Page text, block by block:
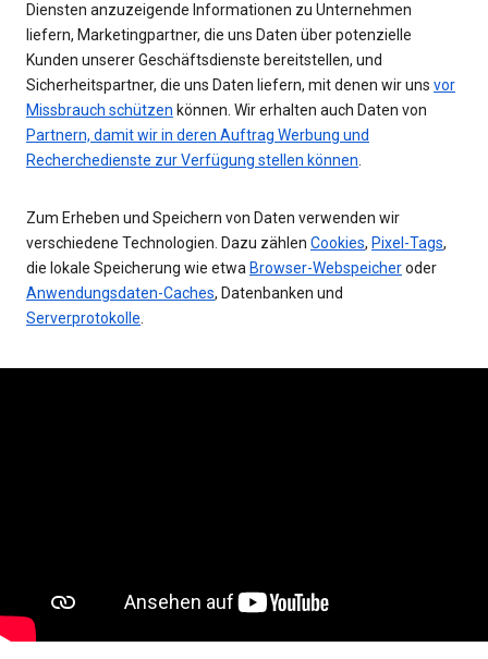
Diensten anzuzeigende Informationen zu Unternehmen
liefern, Marketingpartner, die uns Daten über potenzielle
Kunden unserer Geschäftsdienste bereitstellen, und
Sicherheitspartner, die uns Daten liefern, mit denen wir uns vor
Missbrauch schützen können. Wir erhalten auch Daten von
Partnern, damit wir in deren Auftrag Werbung und
Recherchedienste zur Verfügung stellen können
Zum Erheben und Speichern von Daten verwenden wir
verschiedene Technologien. Dazu zählen Cookies, Pixel-Tags,
die lokale Speicherung wie etwa Browser-Webspeicheroder
Anwendungsdaten-Caches, Datenbanken und
Serverprotokolle